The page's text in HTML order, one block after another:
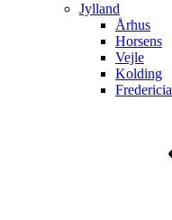
Jylland
Århus
Horsens
Vejle
Kolding
Fredericia